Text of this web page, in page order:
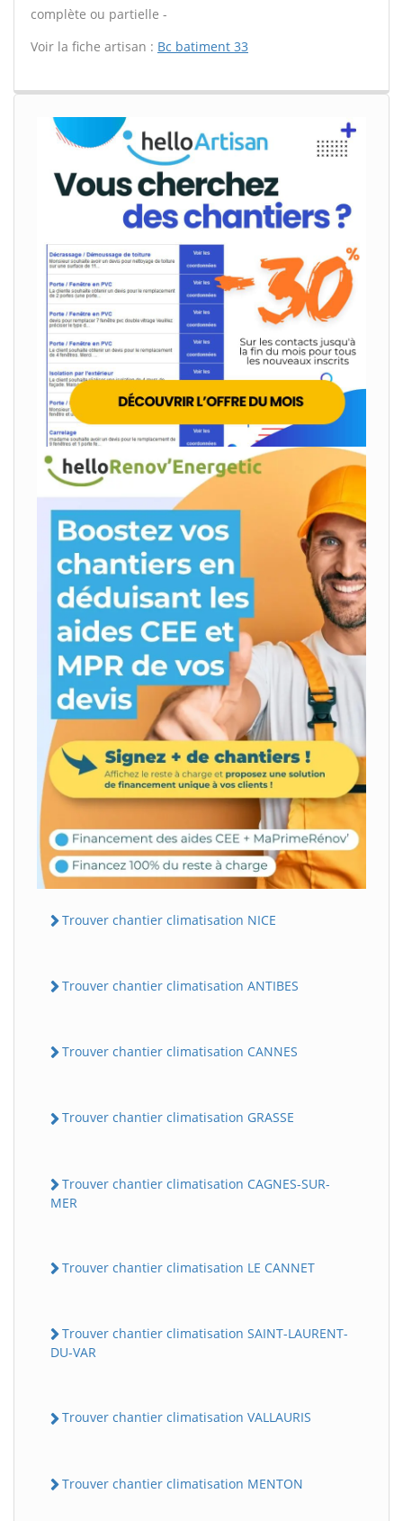
complète ou partielle -
Voir la fiche artisan : Bc batiment 33
Trouver chantier climatisation NICE
Trouver chantier climatisation ANTIBES
Trouver chantier climatisation CANNES
Trouver chantier climatisation GRASSE
Trouver chantier climatisation CAGNES-SUR-
MER
Trouver chantier climatisation LE CANNET
Trouver chantier climatisation SAINT-LAURENT-
DU-VAR
Trouver chantier climatisation VALLAURIS
Trouver chantier climatisation MENTON